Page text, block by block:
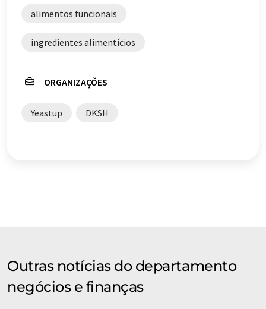
alimentos funcionais
ingredientes alimentícios
ORGANIZAÇÕES
Yeastup DKSH
Outras notícias do departamento
negócios e finanças